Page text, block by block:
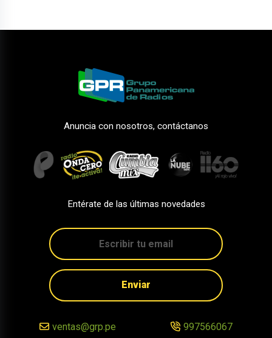
Anuncia con nosotros, contáctanos
Entérate de las últimas novedades
Enviar
ventas@grp.pe 997566067